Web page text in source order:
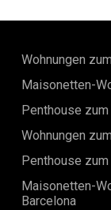
Wohnungen
Maisonetten-
Penthouse
Wohnungen
Penthouse
Maisonetten-
Barcelona